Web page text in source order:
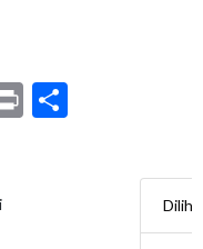
Print